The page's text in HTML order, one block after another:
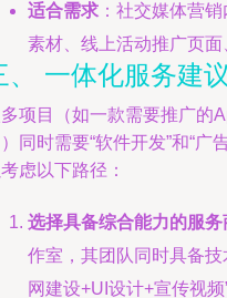
适合需求 ：社交媒体营
素材、线上活动推广页面
、 一体化服务建
项目（如一款需要推广的
同时需要“软件开发”和“广
虑以下路径：
选择具备综合能力的服务
作室，其团队同时具备
网建设+UI设计+宣传视